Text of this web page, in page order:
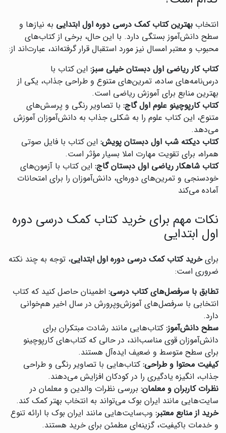
انتخاب بهترین کتاب کمک درسی دوره اول ابتدایی به نیازها و
سطح دانش‌آموز بستگی دارد. با این حال، برخی از کتاب‌های
محبوب و معتبر امسال نیز مورد استقبال قرار گرفته‌اند، عبارت‌اند از:
کتاب کار ریاضی اول دبستان خیلی سبز: این کتاب با
درس‌نامه‌های ساده، تمرین‌های متنوع و طراحی جذاب، یکی از
بهترین منابع برای آموزش ریاضی است.
کتاب کارپوچینو علوم اول گاج: با تصاویر رنگی و پرسش‌های
متنوع، این کتاب علوم را به شکلی جذاب به دانش‌آموزان آموزش
می‌دهد.
کتاب دیکته شب اول دبستان پویش: این کتاب با فایل صوتی
همراه، برای تقویت مهارت املا بسیار مؤثر است.
کتاب شاهکار ریاضی اول دبستان گاج: این کتاب با آزمون‌های
خودسنجی و تمرین‌های دوره‌ای، دانش‌آموزان را برای امتحانات
آماده می‌کند
نکات مهم برای خرید کتاب کمک درسی دوره
اول ابتدایی
برایخرید کتاب کمک درسی دوره اول ابتدایی، توجه به چند نکته
ضروری است:
تطابق با سرفصل‌های کتاب درسی: اطمینان حاصل کنید که کتاب
انتخابی با سرفصل‌های آموزش‌وپرورش در سال اخیر هم‌خوانی
دارد.
سطح دانش‌آموز: کتاب‌هایی مانند رشادت مبتکران برای
دانش‌آموزان قوی مناسب‌اند، در حالی که کتاب‌های کارپوچینو
برای سطح متوسط و ضعیف ایده‌آل هستند.
کیفیت محتوا و طراحی: کتاب‌هایی با تصاویر رنگی و طراحی
جذاب، انگیزه یادگیری را در کودکان افزایش می‌دهند.
نظرات کاربران و معلمان: بررسی نظرات والدین و معلمان در
سایت‌هایی مانند ایران بوک می‌تواند به انتخاب بهتر کمک کند.
خرید از منابع معتبر: وب‌سایت‌هایی مانند ایران بوک با ارائه تنوع
و خدمات باکیفیت، گزینه‌ای مطمئن برای خرید هستند.